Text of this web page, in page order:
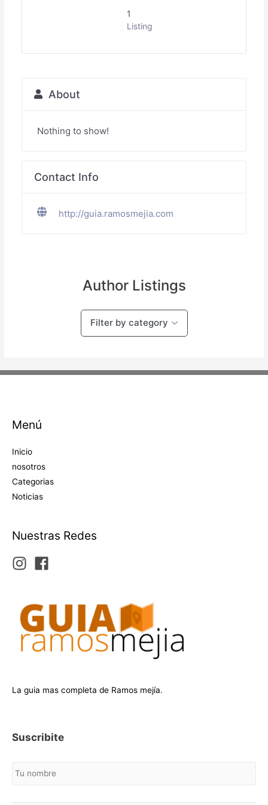
1
Listing
About
Nothing to show!
Contact Info
http://guia.ramosmejia.com
Author Listings
Filter by category
Menú
Inicio
nosotros
Categorias
Noticias
Nuestras Redes
La guia mas completa de Ramos mejía.
Suscribite
o